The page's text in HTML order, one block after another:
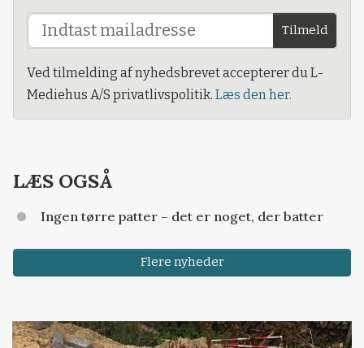
Tilmeld
Ved tilmelding af nyhedsbrevet accepterer du L-
Mediehus A/S privatlivspolitik. Læs den her.
LÆS OGSÅ
Ingen tørre patter – det er noget, der batter
Flere nyheder